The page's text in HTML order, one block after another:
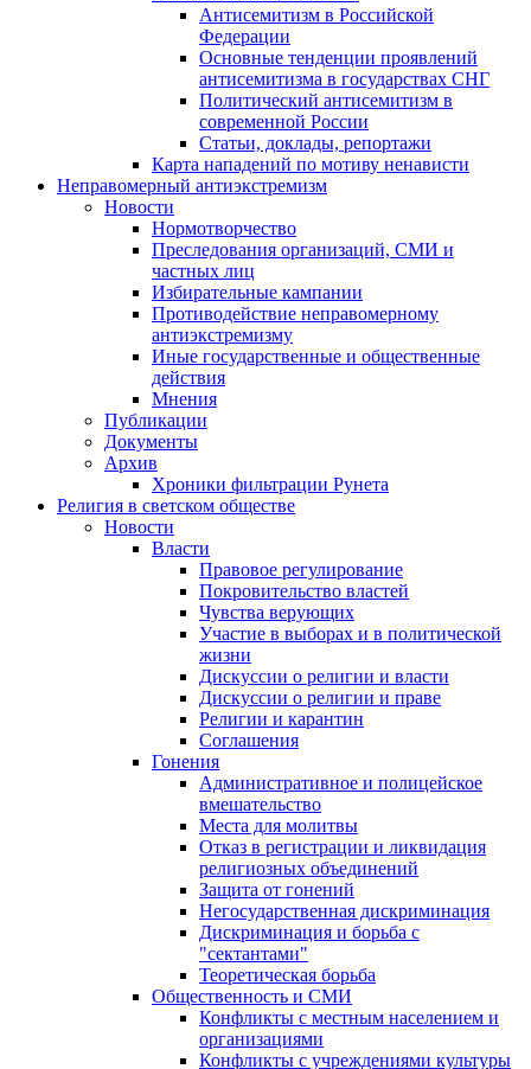
Антисемитизм в Российской
Федерации
Основные тенденции проявлений
антисемитизма в государствах СНГ
Политический антисемитизм в
современной России
Статьи, доклады, репортажи
Карта нападений по мотиву ненависти
Неправомерный антиэкстремизм
Новости
Нормотворчество
Преследования организаций, СМИ и
частных лиц
Избирательные кампании
Противодействие неправомерному
антиэкстремизму
Иные государственные и общественные
действия
Мнения
Публикации
Документы
Архив
Хроники фильтрации Рунета
Религия в светском обществе
Новости
Власти
Правовое регулирование
Покровительство властей
Чувства верующих
Участие в выборах и в политической
жизни
Дискуссии о религии и власти
Дискуссии о религии и праве
Религии и карантин
Соглашения
Гонения
Административное и полицейское
вмешательство
Места для молитвы
Отказ в регистрации и ликвидация
религиозных объединений
Защита от гонений
Негосударственная дискриминация
Дискриминация и борьба с
"сектантами"
Теоретическая борьба
Общественность и СМИ
Конфликты с местным населением и
организациями
Конфликты с учреждениями культуры